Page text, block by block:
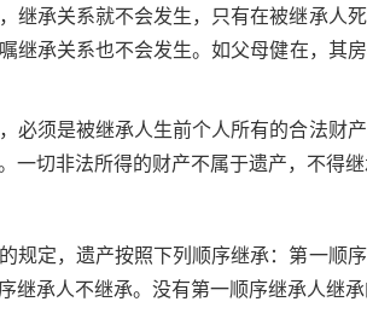
继承关系就不会发生，只有在被继承人
继承关系也不会发生。如父母健在，其
必须是被继承人生前个人所有的合法财
一切非法所得的财产不属于遗产，不得继
规定，遗产按照下列顺序继承：第一顺
继承人不继承。没有第一顺序继承人继承